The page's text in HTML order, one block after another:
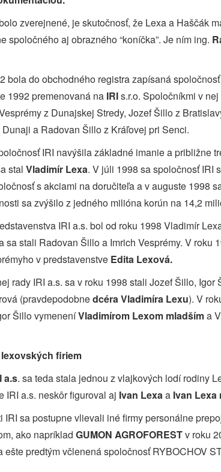
zverejnené, je skutočnosť, že Lexa a Haščák
spoločného aj obrazného “koníčka”. Je ním ing.
bola do obchodného registra zapísaná
1992 premenovaná na IRIs.r.o. Spoločníkmi v
z Dunajskej Stredy, Jozef Šillo z
a Radovan Šillo z Kráľovej pri Senci.
IRI navýšila základné imanie a približne
stal Vladimír Lexa. V júli 1998 sa spoločnosť IRI
s akciami na doručiteľa a v auguste 1998
sa zvýšilo z jedného milióna korún na 14,2
IRI a.s. bol od roku 1998 Vladimír
sa stali Radovan Šillo a Imrich Vesprémy. V roku
v predstavenstve Edita Lexová.
rady IRI a.s. sa v roku 1998 stali Jozef Šillo, Igor
(pravdepodobnedcéra Vladimíra Lexu). V
Šillo vymeneníVladimírom Lexom mladšíma
firiem
a.s. sa teda stala jednou z vlajkových lodí rodiny
IRI a.s. neskôr figuroval aj Ivan Lexaa Ivan Lexa
IRI sa postupne vlievali iné firmy personálne
ako napríklad GUMON AGROFORESTv roku
ešte predtým včlenená spoločnosť RYBOCHOV